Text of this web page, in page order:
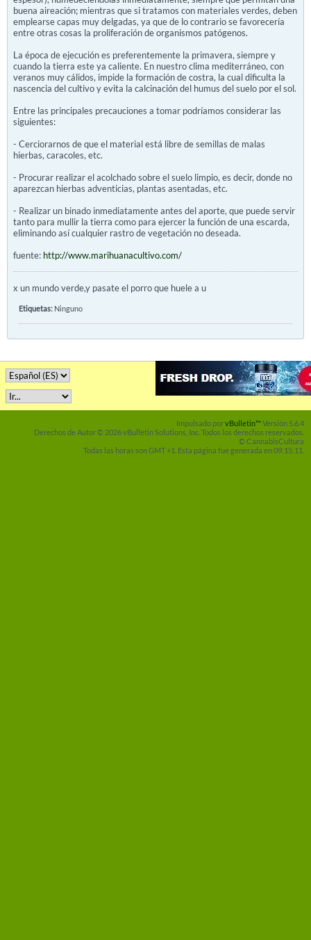
buena aireación; mientras que si tratamos con materiales verdes, deben
emplearse capas muy delgadas, ya que de lo contrario se favorecería
entre otras cosas la proliferación de organismos patógenos.
La época de ejecución es preferentemente la primavera, siempre y
cuando la tierra este ya caliente. En nuestro clima mediterráneo, con
veranos muy cálidos, impide la formación de costra, la cual dificulta la
nascencia del cultivo y evita la calcinación del humus del suelo por el sol.
Entre las principales precauciones a tomar podríamos considerar las
siguientes:
- Cerciorarnos de que el material está libre de semillas de malas
hierbas, caracoles, etc.
- Procurar realizar el acolchado sobre el suelo limpio, es decir, donde no
aparezcan hierbas adventicias, plantas asentadas, etc.
- Realizar un binado inmediatamente antes del aporte, que puede servir
tanto para mullir la tierra como para ejercer la función de una escarda,
eliminando así cualquier rastro de vegetación no deseada.
fuente: http://www.marihuanacultivo.com/
x un mundo verde,y pasate el porro que huele a u
Etiquetas: Ninguno
Impulsado porvBulletin™Versión 5.6.4
Derechos de Autor © 2026 vBulletin Solutions, Inc. Todos los derechos reservados.
© CannabisCultura
Todas las horas son GMT +1. Esta página fue generada en 09:15:11.